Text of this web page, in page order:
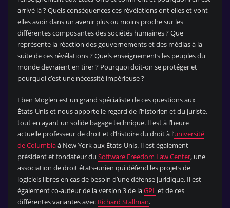
arrivé là ? Quels conséquences ces révélations ont elles et vont
elles avoir dans un avenir plus ou moins proche sur les
différentes composantes des sociétés humaines ? Que
représente la réaction des gouvernements et des médias à la
suite de ces révélations ? Quels enseignements les peuples du
monde devraient en tirer ? Pourquoi doit-on se protéger et
pourquoi c’est une nécessité impérieuse ?
Eben Moglen est un grand spécialiste de ces questions aux
États-Unis et nous apporte le regard de l’historien et du juriste,
tout en ayant un solide bagage technique. Il est à l’heure
actuelle professeur de droit et d’histoire du droit à l’université
de Columbiaà New York aux États-Unis. Il est également
président et fondateur du Software Freedom Law Center, une
association de droit états-unien qui défend les projets de
logiciels libres en cas de besoin d’une défense juridique. Il est
également co-auteur de la version 3 de laGPLet de ces
différentes variantes avec Richard Stallman.